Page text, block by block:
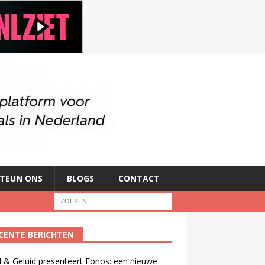
ONS BLOGS CONTACT
BERICHTEN
& Geluid presenteert Fonos: een nieuwe